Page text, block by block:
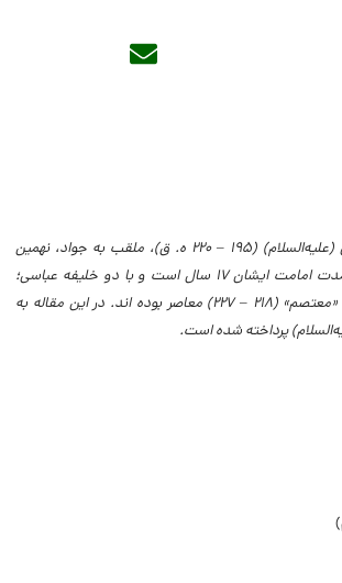
محمد بن على بن موسى (علیه‌السلام) (۱۹۵ – ۲۲۰ ه. ق)، ملقب به جواد، نهمین
پیشواى شیعیان است. مدت امامت ایشان ۱۷ سال است و با دو خلیفه عباسى؛
«مأمون» (۱۹۳ – ۲۱۸) و «معتصم» (۲۱۸ – ۲۲۷) معاصر بوده اند. در این مقاله به
پرداخته شده است.